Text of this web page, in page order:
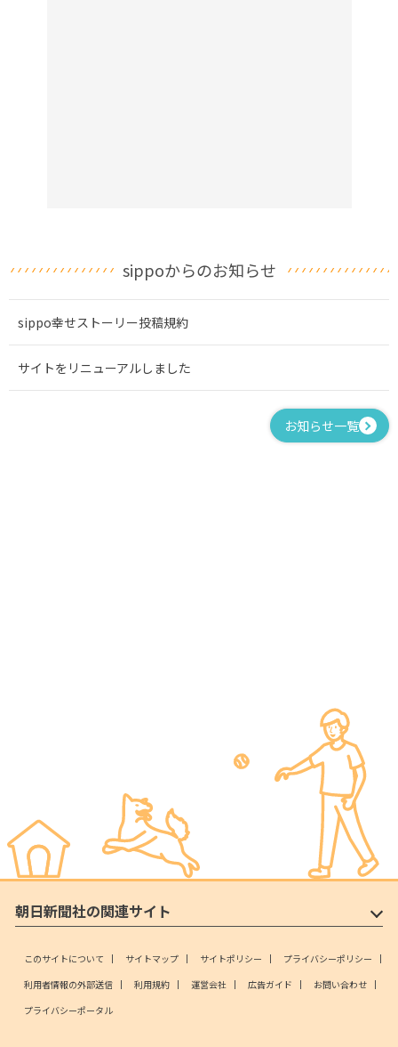
sippoからのお知らせ
sippo幸せストーリー投稿規約
サイトをリニューアルしました
お知らせ一覧
朝日新聞社の関連サイト
このサイトについて サイトマップ サイトポリシー
プライバシーポリシー
利用者情報の外部送信
利用規約 運営会社 広告ガイド
お問い合わせ
プライバシーポータル